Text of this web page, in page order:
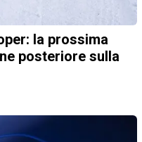
la prossima
posteriore sulla